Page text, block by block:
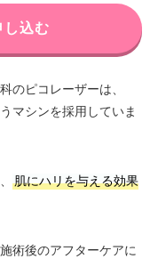
し込む
のピコレーザーは、
マシンを採用していま
肌にハリを与える効果
術後のアフターケアに